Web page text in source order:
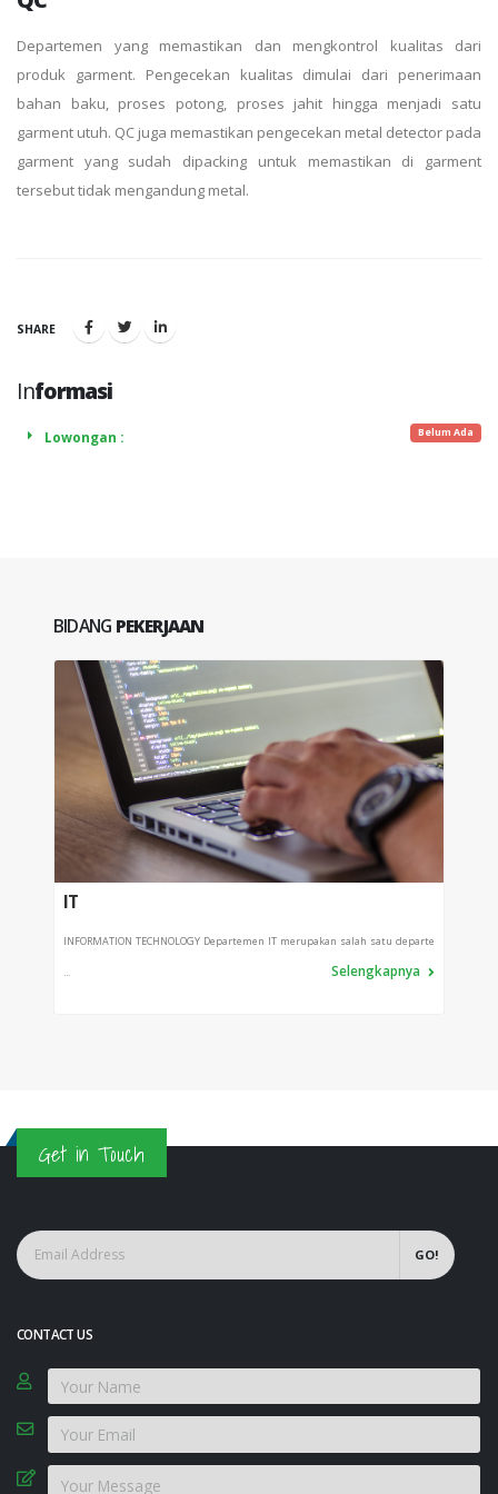
Departemen yang memastikan dan mengkontrol kualitas dari
produk garment. Pengecekan kualitas dimulai dari penerimaan
bahan baku, proses potong, proses jahit hingga menjadi satu
garment utuh. QC juga memastikan pengecekan metal detector pada
garment yang sudah dipacking untuk memastikan di garment
tersebut tidak mengandung metal.
SHARE
Informasi
Lowongan : Belum Ada
BIDANG PEKERJAAN
IT
INFORMATION TECHNOLOGY Departemen IT merupakan salah satu departe
... Selengkapnya
Get in Touch
GO!
CONTACT US